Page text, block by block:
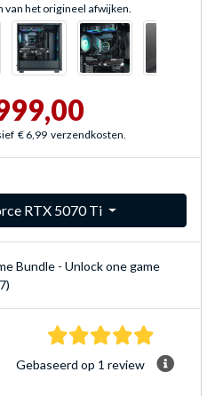
van het origineel afwijken.
€ 6,99 verzendkosten.
RTX 5070 Ti
Bundle - Unlock one game
Gebaseerd op 1 review